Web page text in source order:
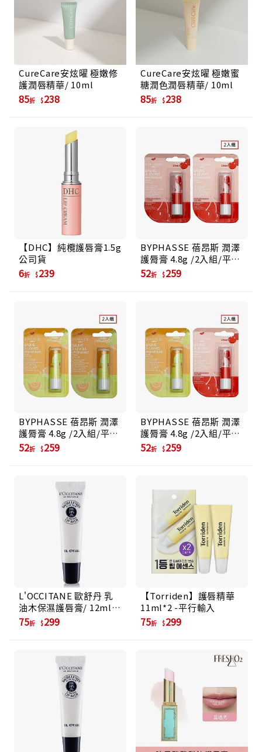
CureCare安炫曜 極嫩修
護潤唇精華/ 10ml
85折 238
CureCare安炫曜 極嫩蜜
糖潤色潤唇精華/ 10ml
85折 238
【DHC】純欖護唇膏1.5g
公司貨
6折 239
BYPHASSE 蓓昂斯 潤澤
護脣膏 4.8g /2入組/平行
輸入/ 櫻桃
52折 259
BYPHASSE 蓓昂斯 潤澤
護脣膏 4.8g /2入組/平行
輸入/ 哈密瓜與蜂膠
52折 259
BYPHASSE 蓓昂斯 潤澤
護脣膏 4.8g /2入組/平行
輸入/ 櫻桃+哈密瓜與蜂
52折 259
L'OCCITANE 歐舒丹 乳
油木保濕護唇膏/ 12ml/
新版/ 公司貨
75折 299
【Torriden】護唇精華
11ml*2 -平行輸入
75折 299